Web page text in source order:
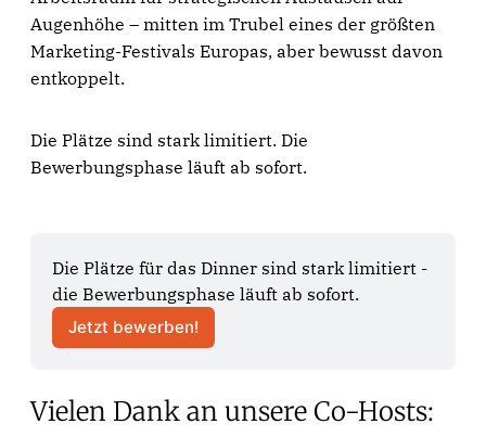
Augenhöhe – mitten im Trubel eines der größten
Marketing-Festivals Europas, aber bewusst davon
entkoppelt.
Die Plätze sind stark limitiert. Die
Bewerbungsphase läuft ab sofort.
Die Plätze für das Dinner sind stark limitiert -
die Bewerbungsphase läuft ab sofort.
Jetzt bewerben!
Vielen Dank an unsere Co-Hosts: